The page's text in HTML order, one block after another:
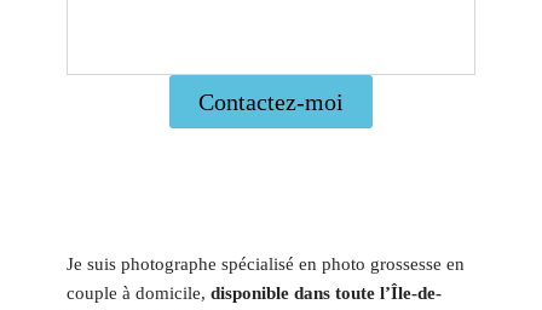
Contactez-moi
Je suis photographe spécialisé en photo grossesse en
couple à domicile, disponible dans toute l’Île-de-